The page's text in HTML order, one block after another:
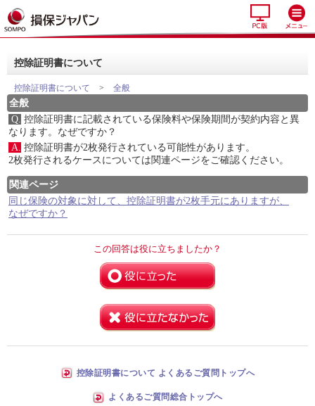
控除証明書について
控除証明書について > 全般
全般
Q. 控除証明書に記載されている保険料や保険期間が契約内容と異
なります。なぜですか？
A. 控除証明書が2枚発行されている可能性があります。
2枚発行されるケースについては関連ページをご確認ください。
関連ページ
同じ保険の対象に対して、控除証明書が2枚手元にありますが、
なぜですか？
この回答は役に立ちましたか？
控除証明書について よくあるご質問トップへ
よくあるご質問総合トップへ